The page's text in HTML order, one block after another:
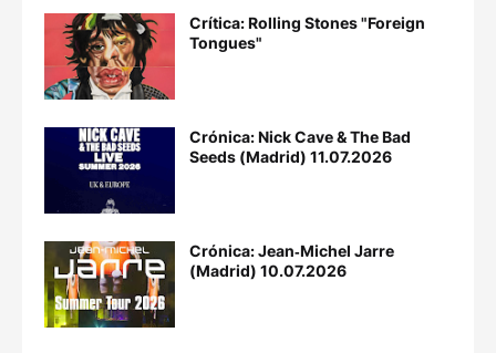
Crítica: Rolling Stones "Foreign
Tongues"
Crónica: Nick Cave & The Bad
Seeds (Madrid) 11.07.2026
Crónica: Jean‐Michel Jarre
(Madrid) 10.07.2026